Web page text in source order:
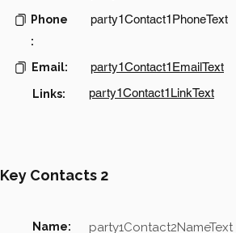
Phone
:
party1Contact1PhoneText
Email: party1Contact1EmailText
Links: party1Contact1LinkText
Key Contacts 2
Name: party1Contact2NameText